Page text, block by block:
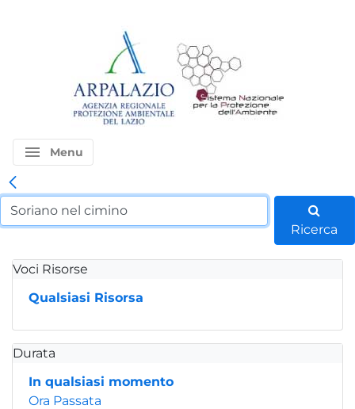
menu Menu
Ricerca
Voci Risorse
Qualsiasi Risorsa
Durata
In qualsiasi momento
Ora Passata